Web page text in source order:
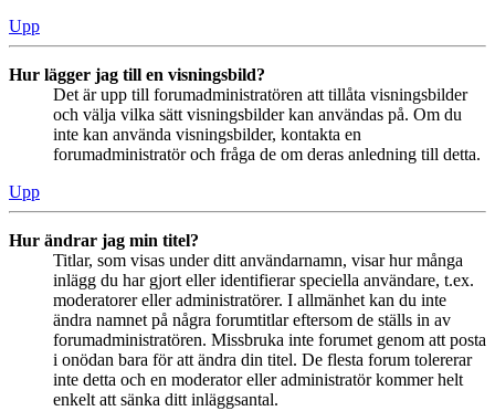
Upp
Hur lägger jag till en visningsbild?
Det är upp till forumadministratören att tillåta visningsbilder
och välja vilka sätt visningsbilder kan användas på. Om du
inte kan använda visningsbilder, kontakta en
forumadministratör och fråga de om deras anledning till detta.
Upp
Hur ändrar jag min titel?
Titlar, som visas under ditt användarnamn, visar hur många
inlägg du har gjort eller identifierar speciella användare, t.ex.
moderatorer eller administratörer. I allmänhet kan du inte
ändra namnet på några forumtitlar eftersom de ställs in av
forumadministratören. Missbruka inte forumet genom att posta
i onödan bara för att ändra din titel. De flesta forum tolererar
inte detta och en moderator eller administratör kommer helt
enkelt att sänka ditt inläggsantal.